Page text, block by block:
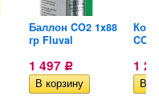
Баллон CO2 1x88
гр Fluval
1 497 Р 1